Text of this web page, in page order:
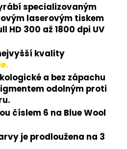
specializovaným
laserovým tiskem
HD 300 až 1800 dpi UV
kvality
a bez zápachu
odolným proti
číslem 6 na Blue Wool
je prodloužena na 3